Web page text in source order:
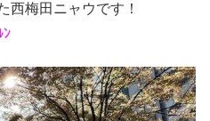
西梅田ニャウです！